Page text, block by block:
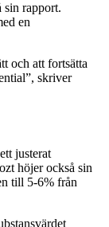
sin rapport.
en
och att fortsätta
skriver
justerat
höjer också sin
till 5-6% från